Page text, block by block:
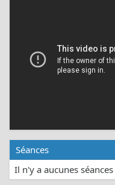
Séances
Il n'y a aucunes